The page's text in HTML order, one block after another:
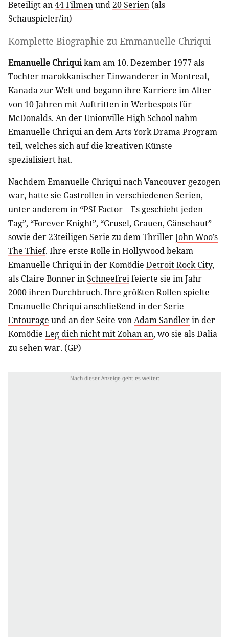
Beteiligt an44 Filmenund20 Serien (als
Schauspieler/in)
Komplette Biographie zu Emmanuelle Chriqui
Emanuelle Chriquikam am 10. Dezember 1977 als
Tochter marokkanischer Einwanderer in Montreal,
Kanada zur Welt und begann ihre Karriere im Alter
von 10 Jahren mit Auftritten in Werbespots für
McDonalds. An der Unionville High School nahm
Emanuelle Chriqui an dem Arts York Drama Program
teil, welches sich auf die kreativen Künste
spezialisiert hat.
Nachdem Emanuelle Chriqui nach Vancouver gezogen
war, hatte sie Gastrollen in verschiedenen Serien,
unter anderem in “PSI Factor – Es geschieht jeden
Tag”, “Forever Knight”, “Grusel, Grauen, Gänsehaut”
sowie der 23teiligen Serie zu dem ThrillerJohn Woo’s
The Thief. Ihre erste Rolle in Hollywood bekam
Emanuelle Chriqui in der Komödie Detroit Rock City,
als Claire Bonner inSchneefreifeierte sie im Jahr
2000 ihren Durchbruch. Ihre größten Rollen spielte
Emanuelle Chriqui anschließend in der Serie
Entourage und an der Seite vonAdam Sandlerin der
Komödie Leg dich nicht mit Zohan an, wo sie als Dalia
zu sehen war. (GP)